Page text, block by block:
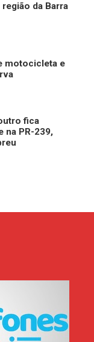
da Barra
motocicleta e
fica
na PR-239,